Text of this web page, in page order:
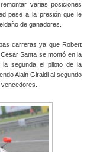
varias posiciones
pese a la presión que le
de ganadores.
carreras ya que Robert
Santa se montó en la
la segunda el piloto de la
Alain Giraldi al segundo